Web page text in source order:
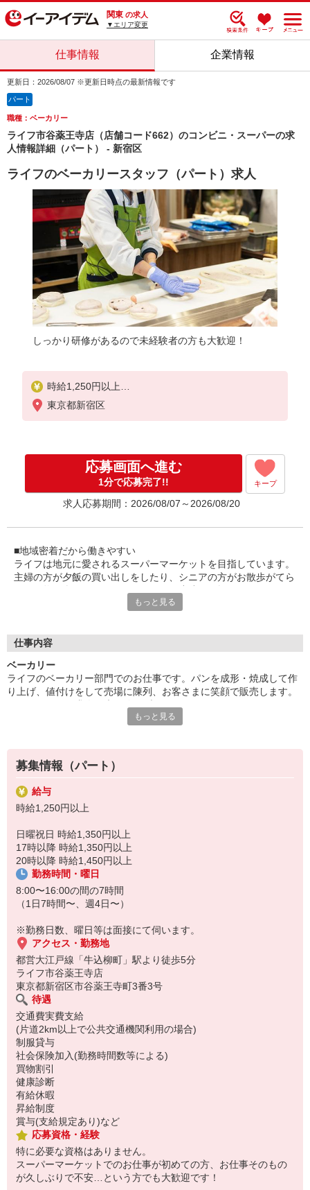
関東 の求人
▼エリア変更
仕事情報 企業情報
更新日：2026/08/07 ※更新日時点の最新情報です
パート
職種：ベーカリー
ライフ市谷薬王寺店（店舗コード662）のコンビニ・スーパーの求
人情報詳細（パート） - 新宿区
ライフのベーカリースタッフ（パート）求人
しっかり研修があるので未経験者の方も大歓迎！
時給1,250円以上
日曜祝日 時給1,350円以上
東京都新宿区
応募画面へ進む
1分で応募完了!! キープ
求人応募期間：2026/08/07～2026/08/20
■地域密着だから働きやすい
ライフは地元に愛されるスーパーマーケットを目指しています。
主婦の方が夕飯の買い出しをしたり、シニアの方がお散歩がてら
を買いにきたり……そんな穏やかな地域の日常に寄り添うお仕事
■家庭とキャリアの両立
ん。ライフはキャリアアップ制度が整っており、例えば、子育て
がひと段落して社会復帰した主婦パートさんも、力をつければ社
員代行パートナーとして「部門リーダー」にも任命。役割手当で
収入UPを実現しています！向上心を持って働きたい方にぜひ！
もっと見る
仕事内容
ベーカリー
ライフのベーカリー部門でのお仕事です。パンを成形・焼成して作
り上げ、値付けをして売場に陳列、お客さまに笑顔で販売します。
ベーカリーでの勤務が初めての方でも無理なく働けます。焼きたて
もっと見る
募集情報（パート）
給与
時給1,250円以上
日曜祝日 時給1,350円以上
17時以降 時給1,350円以上
20時以降 時給1,450円以上
勤務時間・曜日
8:00〜16:00の間の7時間
（1日7時間〜、週4日〜）
※勤務日数、曜日等は面接にて伺います。
アクセス・勤務地
都営大江戸線「牛込柳町」駅より徒歩5分
ライフ市谷薬王寺店
東京都新宿区市谷薬王寺町3番3号
待遇
交通費実費支給
(片道2km以上で公共交通機関利用の場合)
制服貸与
社会保険加入(勤務時間数等による)
買物割引
健康診断
有給休暇
昇給制度
賞与(支給規定あり)など
応募資格・経験
特に必要な資格はありません。
スーパーマーケットでのお仕事が初めての方、お仕事そのもの
が久しぶりで不安…という方でも大歓迎です！